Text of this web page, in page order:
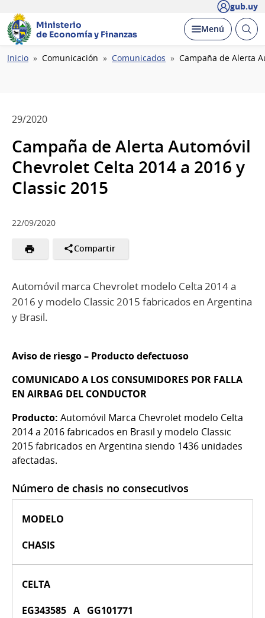
gub.uy
Ministerio
de Economía y Finanzas
Desplegar
Menú Abrir
Ruta
Inicio Comunicación Comunicados Campaña de Alerta
29/2020
Campaña de Alerta Automóvil
Chevrolet Celta 2014 a 2016 y
Classic 2015
22/09/2020
Compartir
Automóvil marca Chevrolet modelo Celta 2014 a
2016 y modelo Classic 2015 fabricados en Argentina
y Brasil.
Aviso de riesgo – Producto defectuoso
COMUNICADO A LOS CONSUMIDORES POR FALLA
EN AIRBAG DEL CONDUCTOR
Producto: Automóvil Marca Chevrolet modelo Celta
2014 a 2016 fabricados en Brasil y modelo Classic
2015 fabricados en Argentina siendo 1436 unidades
afectadas.
Número de chasis no consecutivos
MODELO
CHASIS
CELTA
EG343585 A GG101771